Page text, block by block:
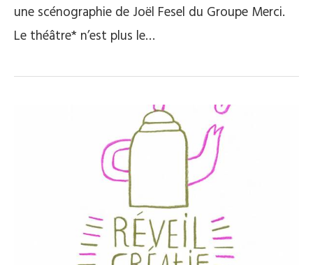
une scénographie de Joël Fesel du Groupe Merci.
Le théâtre* n’est plus le…